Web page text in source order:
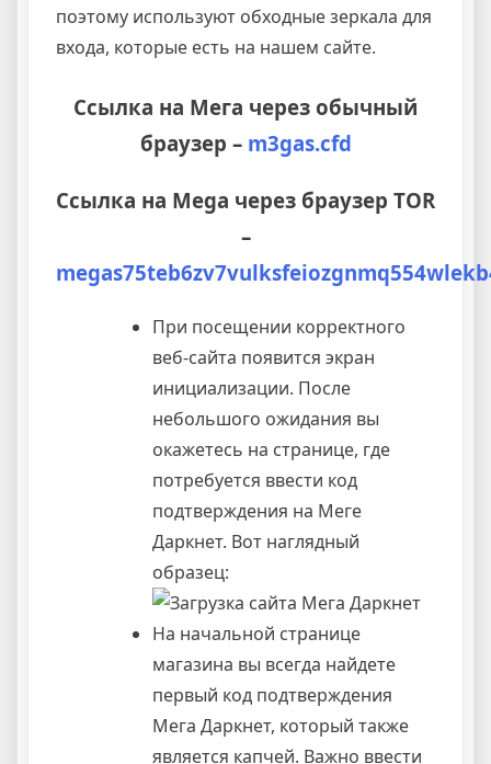
поэтому используют обходные зеркала для
входа, которые есть на нашем сайте.
Ссылка на Мега через обычный
браузер – m3gas.cfd
Ссылка на Mega через браузер TOR
–
При посещении корректного
веб-сайта появится экран
инициализации. После
небольшого ожидания вы
окажетесь на странице, где
потребуется ввести код
подтверждения на Меге
Даркнет. Вот наглядный
образец:
На начальной странице
магазина вы всегда найдете
первый код подтверждения
Мега Даркнет, который также
является капчей. Важно ввести